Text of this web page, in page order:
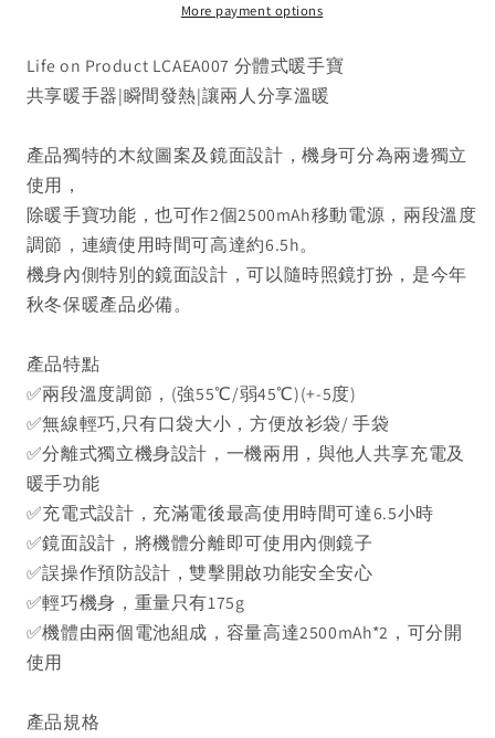
體
式
手
寶
LCAEA007
體
式
手
More payment options
Life on Product LCAEA007 分體式暖手寶
共享暖手器|瞬間發熱|讓兩人分享溫暖
產品獨特的木紋圖案及鏡面設計，機身可分為兩邊獨立
使用，
除暖手寶功能，也可作2個2500mAh移動電源，兩段溫度
調節，連續使用時間可高達約6.5h。
機身內側特別的鏡面設計，可以隨時照鏡打扮，是今年
秋冬保暖產品必備。
產品特點
✅兩段溫度調節，(強55℃/弱45℃)(+-5度)
✅無線輕巧,只有口袋大小，方便放衫袋/ 手袋
✅分離式獨立機身設計，一機兩用，與他人共享充電及
暖手功能
✅充電式設計，充滿電後最高使用時間可達6.5小時
✅鏡面設計，將機體分離即可使用內側鏡子
✅誤操作預防設計，雙擊開啟功能安全安心
✅輕巧機身，重量只有175g
✅機體由兩個電池組成，容量高達2500mAh*2，可分開
使用
產品規格